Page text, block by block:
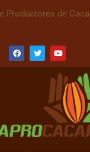
Productores de